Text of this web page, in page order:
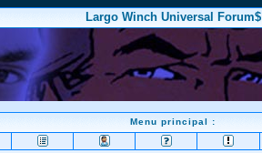
Largo Winch Universal Forum$
Menu principal :